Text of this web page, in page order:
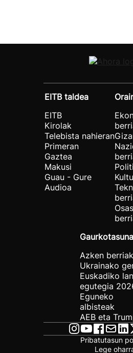
EITB taldea
EITB
Kirolak
Telebista nahieran
Primeran
Gaztea
Makusi
Guau - Gure
Audioa
Gaurkotasuna
Azken berriak
Ukrainako
Euskadiko lan
egutegia
Eguneko
albisteak
AEB eta
Pribatutasun
Lege